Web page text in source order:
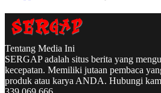
Tentang Media Ini
SERGAP adalah situs berita yang
kecepatan. Memiliki jutaan pembaca
produk atau karya ANDA. Hubungi